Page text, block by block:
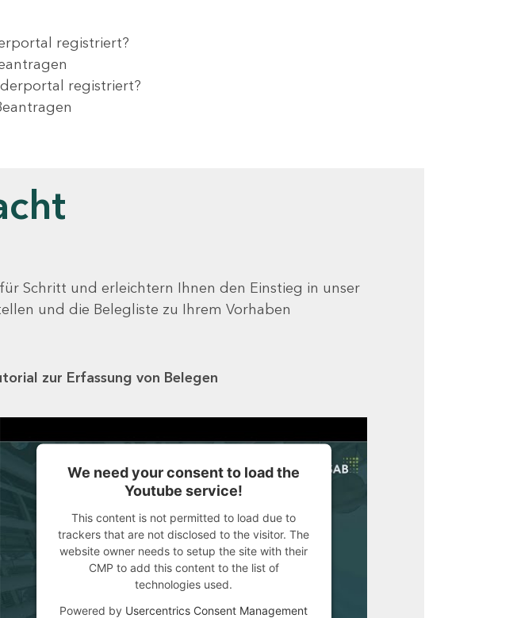
registriert?
registriert?
Schritt und erleichtern Ihnen den Einstieg in unser
und die Belegliste zu Ihrem Vorhaben
zur Erfassung von Belegen
We need your consent to load the
Youtube service!
This content is not permitted to load due to
trackers that are not disclosed to the visitor. The
website owner needs to setup the site with their
CMP to add this content to the list of
technologies used.
Powered by Usercentrics Consent Management